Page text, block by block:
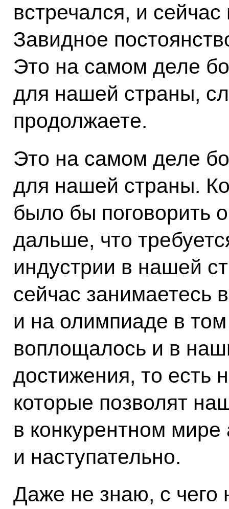
встречался, и
Завидное
Это на самом деле
для нашей страны,
продолжаете.
Это на самом деле
для нашей страны.
было бы поговорить
дальше, что
индустрии в нашей
сейчас занимаетесь
и на олимпиаде в
воплощалось и в
достижения, то есть
которые позволят
в конкурентном мире
и наступательно.
Даже не знаю, с